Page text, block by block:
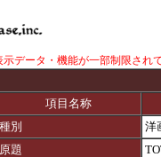
データ・機能が一部制限され
項目名称
種別
洋
原題